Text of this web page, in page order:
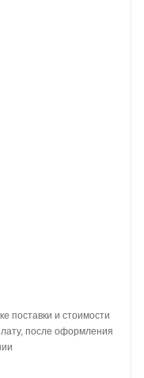
поставки и стоимости
после оформления